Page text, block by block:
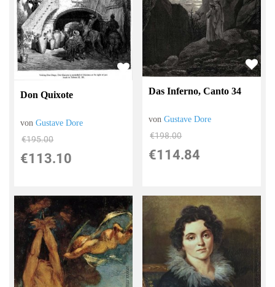
Don Quixote
vonGustave Dore
€195.00
€113.10
Das Inferno, Canto 34
vonGustave Dore
€198.00
€114.84